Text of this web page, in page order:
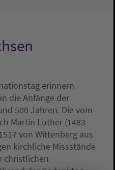
erinnern
die Anfänge der
500 Jahren. Die vom
Martin Luther (1483-
von Wittenberg aus
kirchliche Missstände
christlichen